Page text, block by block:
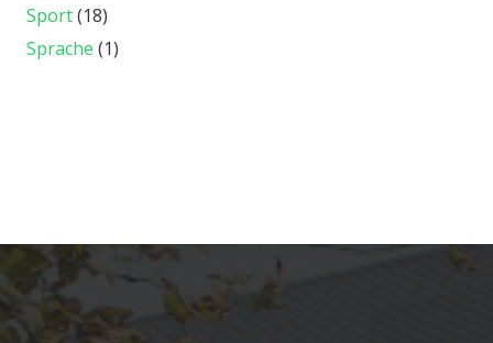
Sport(18)
Sprache (1)